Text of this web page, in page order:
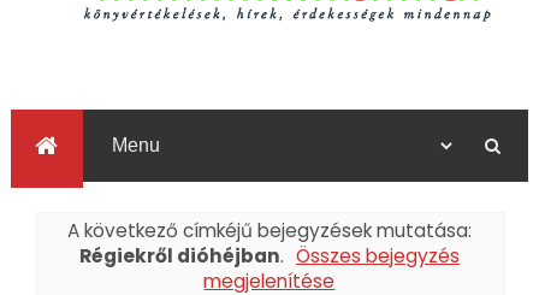
A következő címkéjű bejegyzések mutatása:
Régiekről dióhéjban. Összes bejegyzés
megjelenítése